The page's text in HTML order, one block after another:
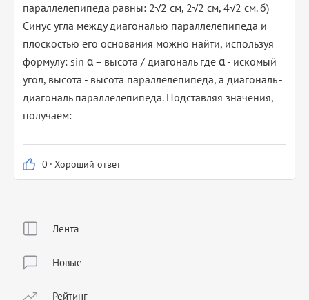
Лента
Новые
Рейтинг
параллелепипеда равны: 2√2 см, 2√2 см, 4√2 см. б)
Синус угла между диагональю параллелепипеда и
плоскостью его основания можно найти, используя
формулу: sin α = высота / диагональ где α - искомый
угол, высота - высота параллелепипеда, а диагональ -
диагональ параллелепипеда. Подставляя значения,
получаем:
0 · Хороший ответ